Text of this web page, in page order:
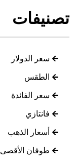
تصنيفات
سعر الدولار
الطقس
سعر الفائدة
فانتازي
أسعار الذهب
طوفان الأقصى